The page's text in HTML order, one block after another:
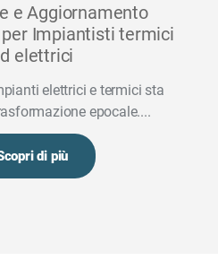
e Aggiornamento
Impiantisti termici
elettrici
elettrici e termici sta
epocale....
di più